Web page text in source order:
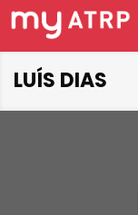
LUÍS DIAS